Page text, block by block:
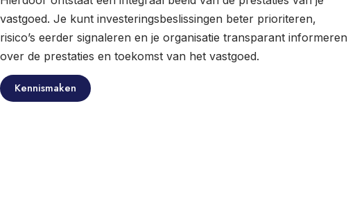
vastgoed. Je kunt investeringsbeslissingen beter prioriteren,
risico’s eerder signaleren en je organisatie transparant informeren
over de prestaties en toekomst van het vastgoed.
Kennismaken